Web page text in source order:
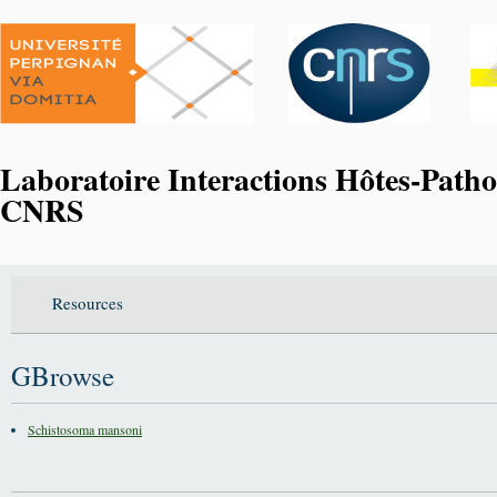
Laboratoire Interactions Hôtes-
CNRS
Resources
GBrowse
Schistosoma mansoni